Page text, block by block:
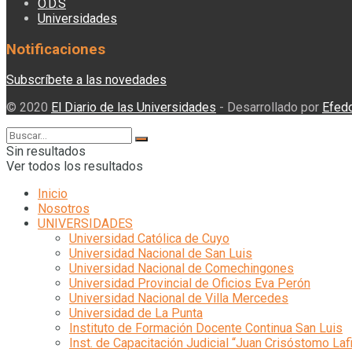
O.D.S
Universidades
Notificaciones
Subscríbete a las novedades
© 2020 El Diario de las Universidades - Desarrollado por
Sin resultados
Ver todos los resultados
Inicio
Nosotros
UNIVERSIDADES
Universidad Católica de Cuyo
Universidad Nacional de San Luis
Universidad Nacional de Comechingones
Universidad Provincial de Oficios Eva Perón
Universidad Nacional de Villa Mercedes
Universidad de La Punta
Instituto de Formación Docente Continua San Luis
Inst. de Capacitación Judicial “Juan Crisóstomo